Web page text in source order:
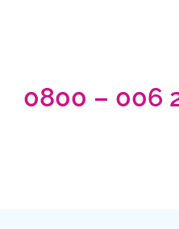
0800 – 006